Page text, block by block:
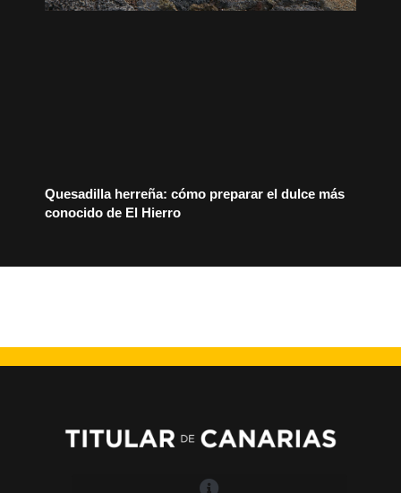
Quesadilla herreña: cómo preparar el dulce más
conocido de El Hierro